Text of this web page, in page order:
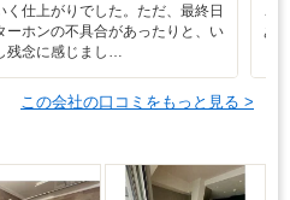
仕上がりでした。ただ、最終日
ーホンの不具合があったりと、い
残念に感じまし…
あ
この会社の口コミをもっと見る >